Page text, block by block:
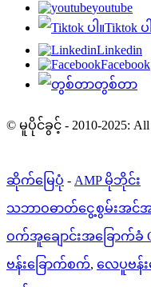
youtube
Tiktok ပ
Linkedin
Facebook
တွစ်တာ
© မူပိုင်ခွင့် - 2010-2025: All
ဆိုက်မြေပုံ - AMP မိုဘိုင်း
သဘာဝဓာတ်ငွေ့စွမ်းအင်အ
ဝက်အူချောင်းအခြောက်ခံ
ဗန်းခြောက်စက်, လေပူဗန်